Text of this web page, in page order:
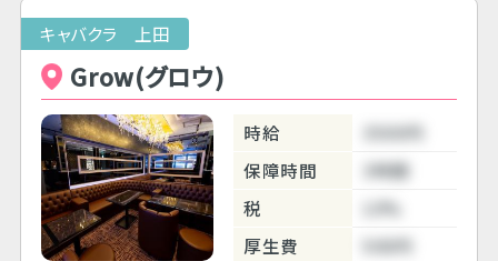
キャバクラ 上田
Grow(グロウ)
時給
3500円
保障時間
3時間
税
10%
厚生費
500円